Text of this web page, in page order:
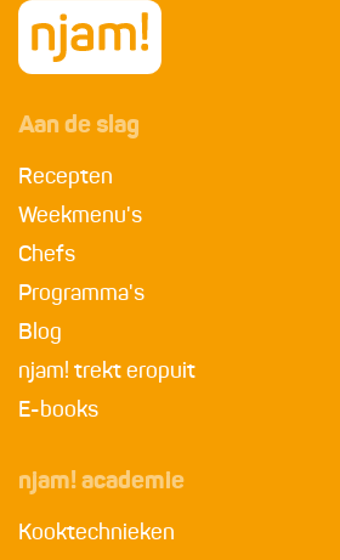
Aan de slag
Recepten
Weekmenu's
Chefs
Programma's
Blog
njam! trekt eropuit
E-books
njam! academie
Kooktechnieken